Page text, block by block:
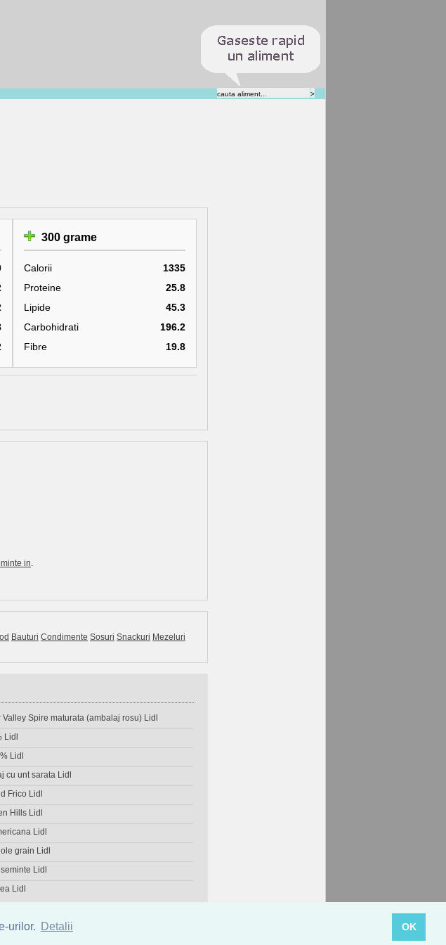
urilor. Detalii OK
300 grame
Calorii
1335
Proteine
25.8
Lipide
45.3
Carbohidrati
196.2
Fibre
19.8
in.
Bauturi Condimente Sosuri Snackuri Mezeluri
Spire maturata (ambalaj rosu) Lidl
Lidl
Lidl
cu unt sarata Lidl
Frico Lidl
Hills Lidl
Lidl
grain Lidl
Lidl
Lidl
|IMC